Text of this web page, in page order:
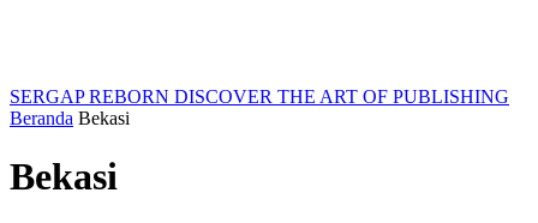
SERGAP REBORN DISCOVER THE ART OF PUBLISHING
Beranda Bekasi
Bekasi